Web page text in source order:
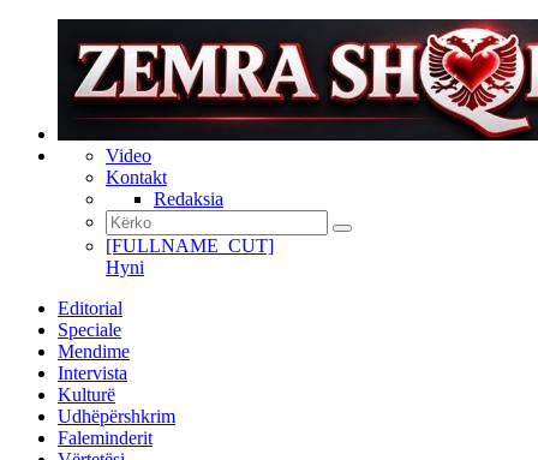
Video
Kontakt
Redaksia
[FULLNAME_CUT]
Hyni
Editorial
Speciale
Mendime
Intervista
Kulturë
Udhëpërshkrim
Faleminderit